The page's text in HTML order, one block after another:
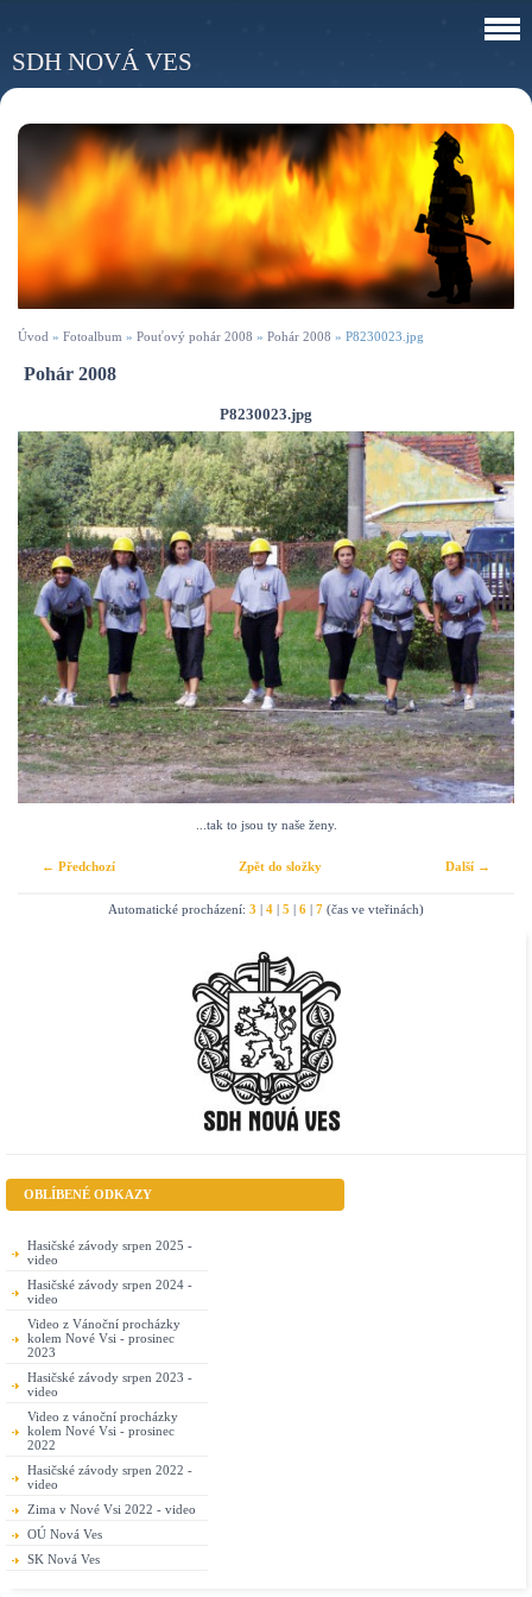
SDH NOVÁ VES
Úvod » Fotoalbum » Pouťový pohár 2008 » Pohár 2008 » P8230023.jpg
Pohár 2008
P8230023.jpg
...tak to jsou ty naše ženy.
← Předchozí Další →
Zpět do složky
Automatické procházení: 3 4 5 6 7 (čas ve vteřinách)
OBLÍBENÉ ODKAZY
Hasičské závody srpen 2025 -
video
Hasičské závody srpen 2024 -
video
Video z Vánoční procházky
kolem Nové Vsi - prosinec
2023
Hasičské závody srpen 2023 -
video
Video z vánoční procházky
kolem Nové Vsi - prosinec
2022
Hasičské závody srpen 2022 -
video
Zima v Nové Vsi 2022 - video
OÚ Nová Ves
SK Nová Ves